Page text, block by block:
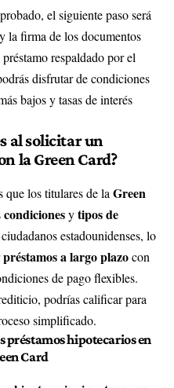
el siguiente paso será
la firma de los documentos
respaldado por el
disfrutar de condiciones
bajos y tasas de interés
al solicitar un
la Green Card?
que los titulares de la Green
condicionesytipos de
estadounidenses, lo
préstamos a largo plazocon
de pago flexibles.
podrías calificar para
simplificado.
préstamos hipotecarios en
Card